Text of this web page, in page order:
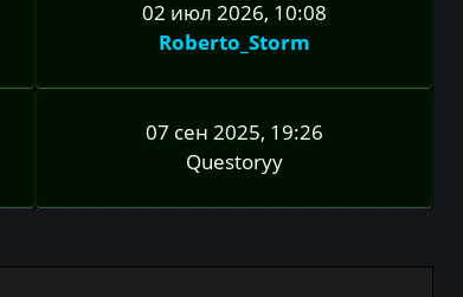
02 июл 2026, 10:08
Roberto_Storm
07 сен 2025, 19:26
Questoryy